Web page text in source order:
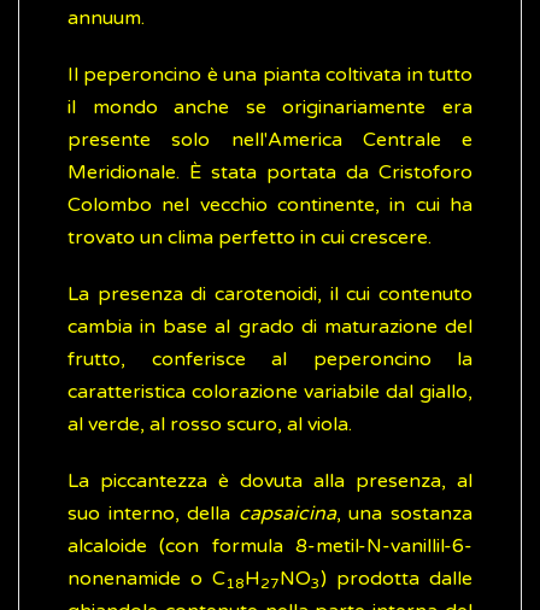
annuum.
Il peperoncino è una pianta coltivata in tutto
il mondo anche se originariamente era
presente solo nell'America Centrale e
Meridionale. È stata portata da Cristoforo
Colombo nel vecchio continente, in cui ha
trovato un clima perfetto in cui crescere.
La presenza di carotenoidi, il cui contenuto
cambia in base al grado di maturazione del
frutto, conferisce al peperoncino la
caratteristica colorazione variabile dal giallo,
al verde, al rosso scuro, al viola.
La piccantezza è dovuta alla presenza, al
suo interno, della capsaicina, una sostanza
alcaloide (con formula 8-metil-N-vanillil-6-
nonenamide o C18H27NO3) prodotta dalle